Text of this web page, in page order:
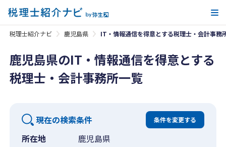
税理士紹介ナビ 鹿児島県 IT・情報通信を得意とする税理士・会計事務
鹿児島県のIT・情報通信を得意とする
税理士・会計事務所一覧
現在の検索条件 条件を変更する
所在地
鹿児島県